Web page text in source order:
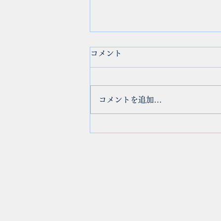
フェイスラインもスッキリ！
コメント
コメントを追加…